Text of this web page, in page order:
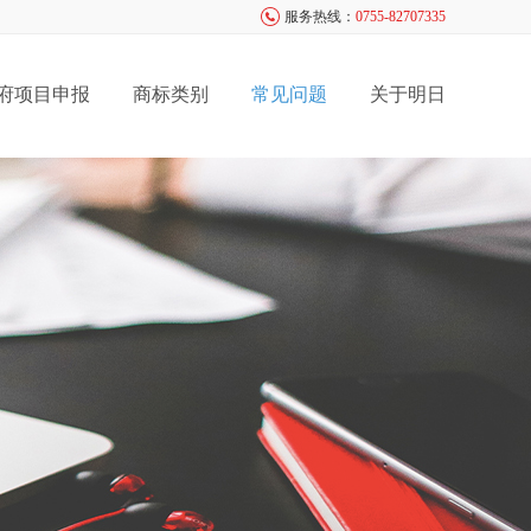
服务热线： 0755-82707335
项目申报 商标类别 常见问题 关于明日